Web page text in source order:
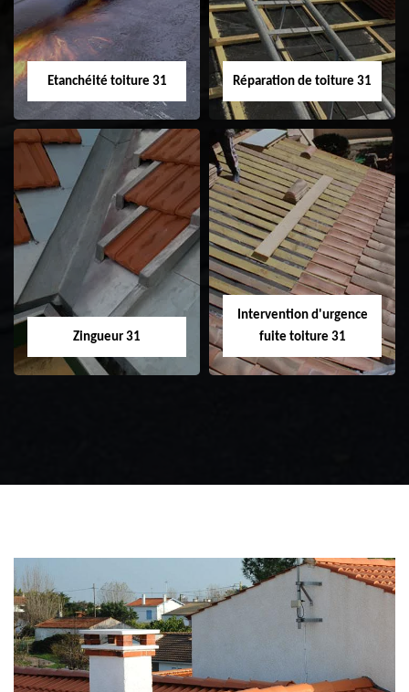
toiture 31
Etanchéité toiture 31
Etanchéité toiture
31
Réparation de toiture 31
Réparation de
toiture 31
Zingueur 31
Intervention d'urgence
fuite toiture 31